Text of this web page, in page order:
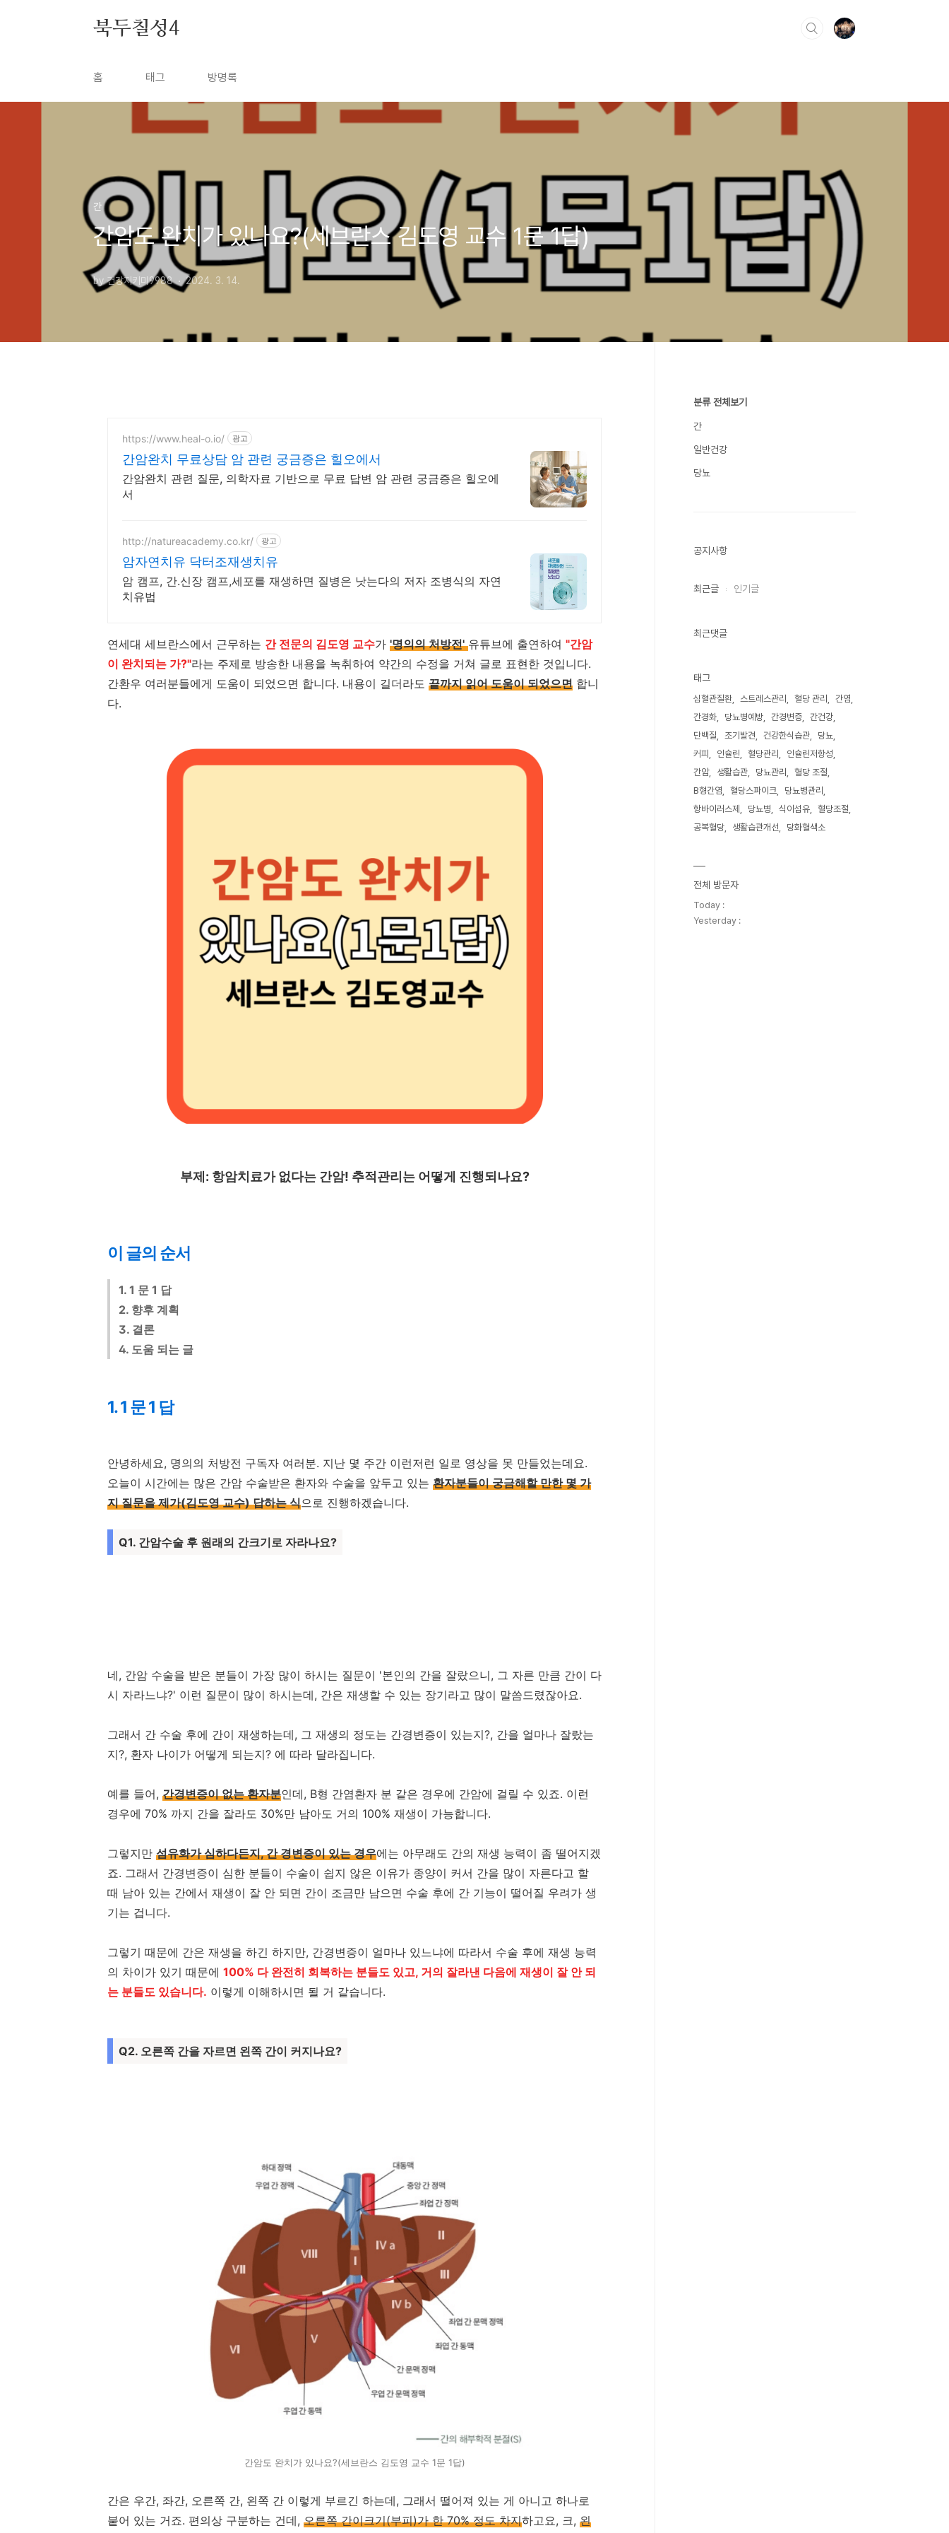
북두칠성4
홈 태그 방명록
간
간암도 완치가 있나요?(세브란스 김도영 교수 1문 1답)
by 건강지키미9988 2024. 3. 14.
https://www.heal-o.io/ 광고
간암완치 무료상담 암 관련 궁금증은 힐오에서
간암완치 관련 질문, 의학자료 기반으로 무료 답변 암 관련 궁금증은 힐오에
서
http://natureacademy.co.kr/ 광고
암자연치유 닥터조재생치유
암 캠프, 간.신장 캠프,세포를 재생하면 질병은 낫는다의 저자 조병식의 자연
치유법
연세대 세브란스에서 근무하는 간 전문의 김도영 교수가 '명의의 처방전' 유튜브에 출연하여 "간암
이 완치되는 가?"라는 주제로 방송한 내용을 녹취하여 약간의 수정을 거쳐 글로 표현한 것입니다.
간환우 여러분들에게 도움이 되었으면 합니다. 내용이 길더라도 끝까지 읽어 도움이 되었으면 합니
다.
부제: 항암치료가 없다는 간암! 추적관리는 어떻게 진행되나요?
이 글의 순서
1. 1 문 1 답
2. 향후 계획
3. 결론
4. 도움 되는 글
1. 1 문 1 답
안녕하세요, 명의의 처방전 구독자 여러분. 지난 몇 주간 이런저런 일로 영상을 못 만들었는데요.
오늘이 시간에는 많은 간암 수술받은 환자와 수술을 앞두고 있는 환자분들이 궁금해할 만한 몇 가
지 질문을 제가(김도영 교수) 답하는 식으로 진행하겠습니다.
Q1. 간암수술 후 원래의 간크기로 자라나요?
네, 간암 수술을 받은 분들이 가장 많이 하시는 질문이 '본인의 간을 잘랐으니, 그 자른 만큼 간이 다
시 자라느냐?' 이런 질문이 많이 하시는데, 간은 재생할 수 있는 장기라고 많이 말씀드렸잖아요.
그래서 간 수술 후에 간이 재생하는데, 그 재생의 정도는 간경변증이 있는지?, 간을 얼마나 잘랐는
지?, 환자 나이가 어떻게 되는지? 에 따라 달라집니다.
예를 들어, 간경변증이 없는 환자분인데, B형 간염환자 분 같은 경우에 간암에 걸릴 수 있죠. 이런
경우에 70% 까지 간을 잘라도 30%만 남아도 거의 100% 재생이 가능합니다.
그렇지만 섬유화가 심하다든지, 간 경변증이 있는 경우에는 아무래도 간의 재생 능력이 좀 떨어지겠
죠. 그래서 간경변증이 심한 분들이 수술이 쉽지 않은 이유가 종양이 커서 간을 많이 자른다고 할
때 남아 있는 간에서 재생이 잘 안 되면 간이 조금만 남으면 수술 후에 간 기능이 떨어질 우려가 생
기는 겁니다.
그렇기 때문에 간은 재생을 하긴 하지만, 간경변증이 얼마나 있느냐에 따라서 수술 후에 재생 능력
의 차이가 있기 때문에 100% 다 완전히 회복하는 분들도 있고, 거의 잘라낸 다음에 재생이 잘 안 되
는 분들도 있습니다. 이렇게 이해하시면 될 거 같습니다.
Q2. 오른쪽 간을 자르면 왼쪽 간이 커지나요?
간암도 완치가 있나요?(세브란스 김도영 교수 1문 1답)
간은 우간, 좌간, 오른쪽 간, 왼쪽 간 이렇게 부르긴 하는데, 그래서 떨어져 있는 게 아니고 하나로
붙어 있는 거죠. 편의상 구분하는 건데, 오른쪽 간이크기(부피)가 한 70% 정도 차지하고요, 크, 왼
분류 전체보기
간
일반건강
당뇨
공지사항
최근글 인기글
최근댓글
태그
심혈관질환 스트레스관리 혈당 관리
간염
간경화
당뇨병예방 간경변증
간건강
단백질
조기발견 건강한식습관
당뇨
커피
인슐린 혈당관리
인슐린저항성
간암
생활습관 당뇨관리
혈당 조절
B형간염
혈당스파이크
당뇨병관리
항바이러스제
당뇨병 식이섬유
혈당조절
공복혈당
생활습관개선 당화혈색소
전체 방문자
Today :
Yesterday :